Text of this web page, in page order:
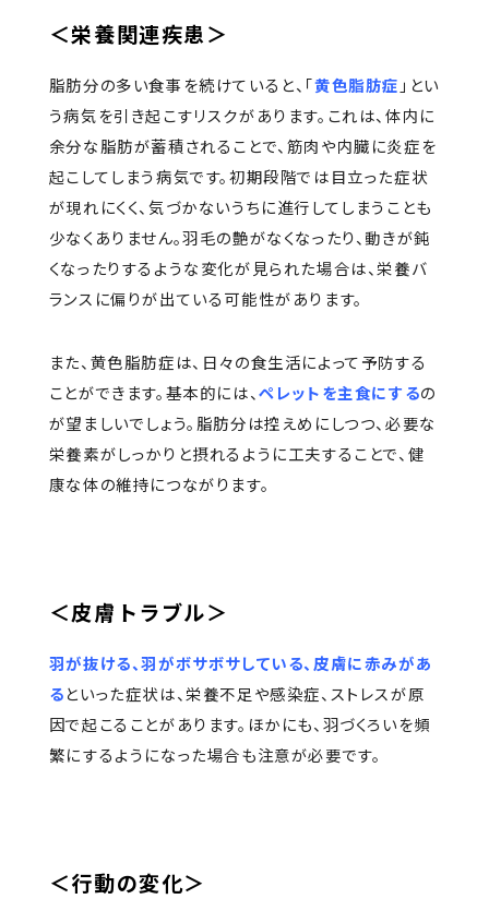
＜栄養関連疾患＞
脂肪分の多い食事を続けていると、「黄色脂肪症 」とい
う病気を引き起こすリスクがあります。これは、体内に
余分な脂肪が蓄積されることで、筋肉や内臓に炎症を
起こしてしまう病気です。初期段階では目立った症状
が現れにくく、気づかないうちに進行してしまうことも
少なくありません。羽毛の艶がなくなったり、動きが鈍
くなったりするような変化が見られた場合は、栄養バ
ランスに偏りが出ている可能性があります。
また、黄色脂肪症は、日々の食生活によって予防する
ことができます。基本的には、ペレットを主食にするの
が望ましいでしょう。脂肪分は控えめにしつつ、必要な
栄養素がしっかりと摂れるように工夫することで、健
康な体の維持につながります。
＜皮膚トラブル＞
羽が抜ける、羽がボサボサしている、皮膚に赤みがあ
る といった症状は、栄養不足や感染症、ストレスが原
因で起こることがあります。ほかにも、羽づくろいを頻
繁にするようになった場合も注意が必要です。
＜行動の変化＞